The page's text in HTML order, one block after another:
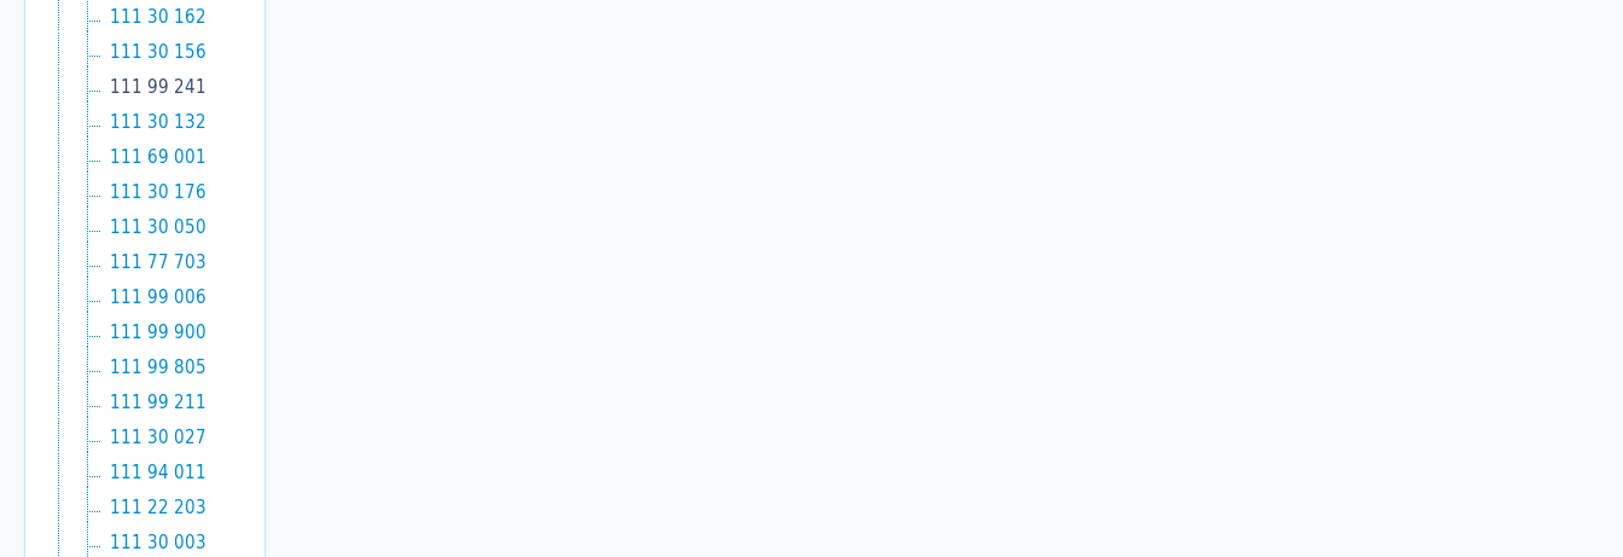
111 30 162
111 30 156
111 99 241
111 30 132
111 69 001
111 30 176
111 30 050
111 77 703
111 99 006
111 99 900
111 99 805
111 99 211
111 30 027
111 94 011
111 22 203
111 30 003